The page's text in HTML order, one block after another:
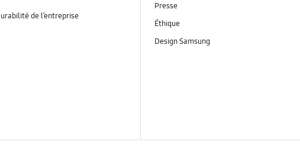
de l’entreprise
Presse
Éthique
Design Samsung